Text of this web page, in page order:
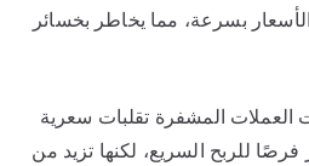
بسرعة، مما يخاطر بخسائر
العملات المشفرة تقلبات سعرية
فرصًا للربح السريع، لكنها تزيد من